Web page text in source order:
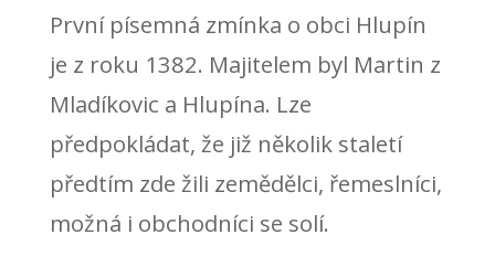
První písemná zmínka o obci Hlupín
je z roku 1382. Majitelem byl Martin z
Mladíkovic a Hlupína. Lze
předpokládat, že již několik staletí
předtím zde žili zemědělci, řemeslníci,
možná i obchodníci se solí.